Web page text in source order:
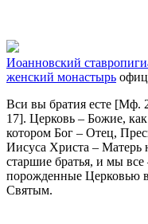
Иоанновский
женский монастырь
Вси вы братия есте [Мф.
17]. Церковь – Божие,
котором Бог – Отец,
Иисуса Христа – Матерь
старшие братья, и мы все
порожденные Церковью
Святым.